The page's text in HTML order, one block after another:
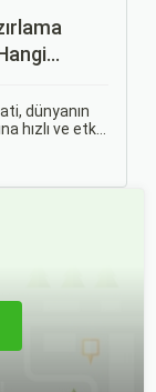
dünyanın
hızlı ve etkili